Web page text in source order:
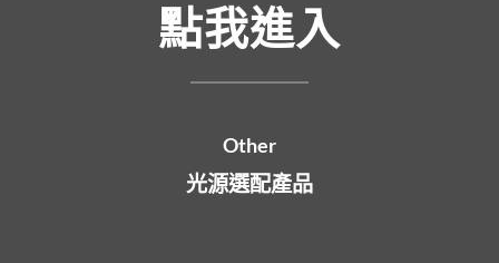
點我進入
Other
光源選配產品